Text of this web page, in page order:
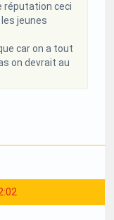
réputation ceci
jeunes
car on a tout
on devrait au